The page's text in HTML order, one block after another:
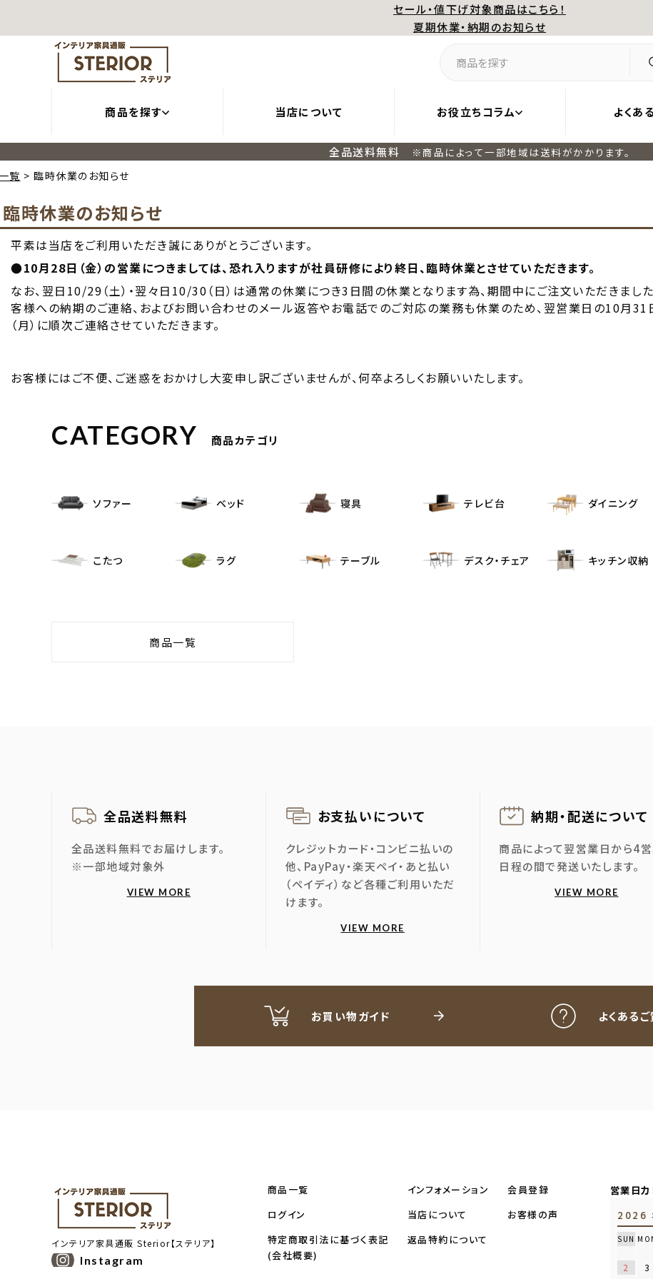
セール・値下げ対象商品はこちら！
夏期休業・納期のお知らせ
商品を探す 当店について お役立ちコラム よくあ
全品送料無料
※商品によって一部地域は送料がかかります。
覧
臨時休業のお知らせ
臨時休業のお知らせ
平素は当店をご利用いただき誠にありがとうございます。
●10月28日（金）の営業につきましては、恐れ入りますが社員研修により終日、臨時休業とさせていただきます。
なお、翌日10/29（土）・翌々日10/30（日）は通常の休業につき3日間の休業となります為、期間中にご注文いただきまし
客様への納期のご連絡、およびお問い合わせのメール返答やお電話でのご対応の業務も休業のため、翌営業日の10月31
（月）に順次ご連絡させていただきます。
お客様にはご不便、ご迷惑をおかけし大変申し訳ございませんが、何卒よろしくお願いいたします。
CATEGORY 商品カテゴリ
ソファー ベッド 寝具 テレビ台 ダイニング
こたつ ラグ テーブル デスク・チェア キッチン収納
商品一覧
全品送料無料
全品送料無料でお届けします。
※一部地域対象外
VIEW MORE
お支払いについて
クレジットカード・コンビニ払いの
他、PayPay・楽天ペイ・あと払い
（ペイディ）など各種ご利用いただ
けます。
VIEW MORE
納期・配送について
商品によって翌営業日から4
日程の間で発送いたします。
VIEW MORE
お買い物ガイド よくある
インテリア家具通販 Sterior【ステリア】
Instagram
商品一覧 インフォメーション
会員登録
ログイン
当店について
お客様の声
特定商取引法に基づく表記
(会社概要)
返品特約について
営業日カ
2026
SUN
2
3